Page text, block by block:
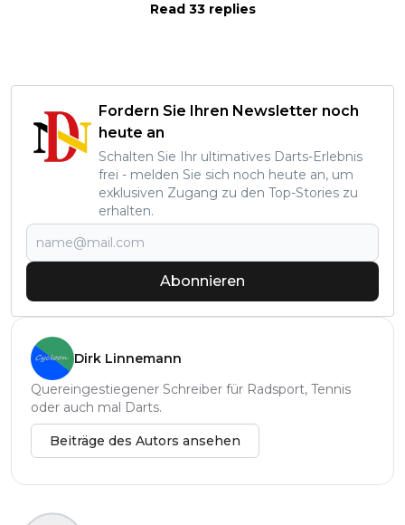
Read 33 replies
Fordern Sie Ihren Newsletter noch
heute an
Schalten Sie Ihr ultimatives Darts-Erlebnis
frei - melden Sie sich noch heute an, um
exklusiven Zugang zu den Top-Stories zu
erhalten.
Abonnieren
Dirk Linnemann
Quereingestiegener Schreiber für Radsport, Tennis
oder auch mal Darts.
Beiträge des Autors ansehen